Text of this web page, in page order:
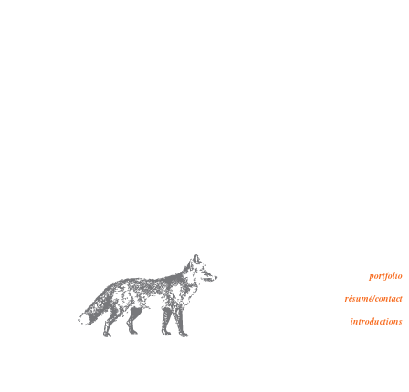
portfolio
résumé/contact
introductions